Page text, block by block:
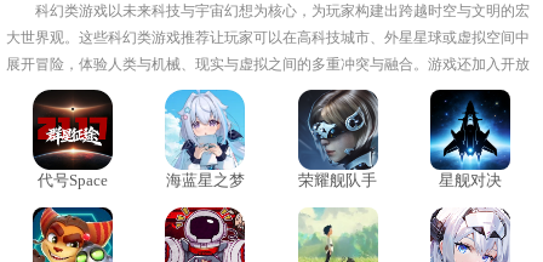
科幻类游戏以未来科技与宇宙幻想为核心，为玩家构建出跨越时空与文明的宏
大世界观。这些科幻类游戏推荐让玩家可以在高科技城市、外星星球或虚拟空间中
展开冒险，体验人类与机械、现实与虚拟之间的多重冲突与融合。游戏还加入开放
世界探索、剧情分支与阵营对抗机制，使整体体验更加丰富多变。
代号Space
海蓝星之梦
荣耀舰队手
星舰对决